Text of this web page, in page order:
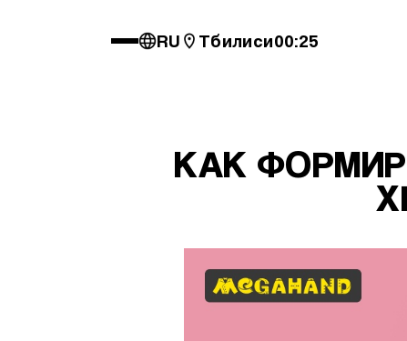
RU Тбилиси00:25
КАК